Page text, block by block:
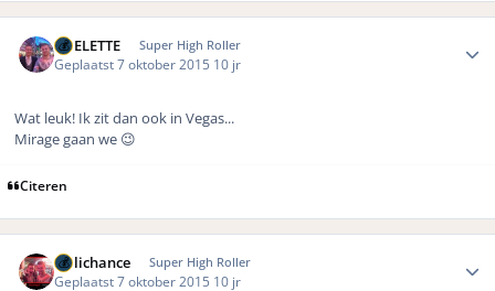
ROELETTE Super High Roller
Geplaatst7 oktober 2015 10 jr
Wat leuk! Ik zit dan ook in Vegas...
Mirage gaan we 😉
Citeren
Hillichance Super High Roller
Geplaatst7 oktober 2015 10 jr